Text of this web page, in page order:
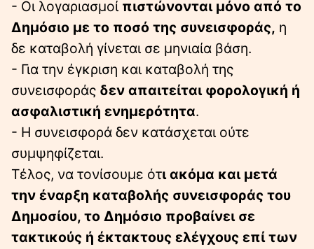
- Οι λογαριασμοί πιστώνονται μόνο από το
Δημόσιο με το ποσό της συνεισφοράς, η
δε καταβολή γίνεται σε μηνιαία βάση.
- Για την έγκριση και καταβολή της
συνεισφοράς δεν απαιτείται φορολογική ή
ασφαλιστική ενημερότητα.
- Η συνεισφορά δεν κατάσχεται ούτε
συμψηφίζεται.
Τέλος, να τονίσουμε ότι ακόμα και μετά
την έναρξη καταβολής συνεισφοράς του
Δημοσίου, το Δημόσιο προβαίνει σε
τακτικούς ή έκτακτους ελέγχους επί των